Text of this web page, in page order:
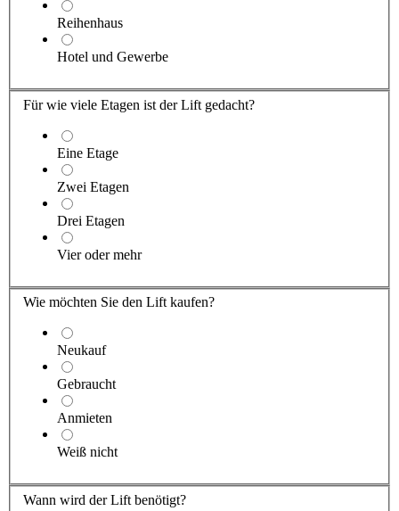
Reihenhaus
Hotel und Gewerbe
Für wie viele Etagen ist der Lift gedacht?
Eine Etage
Zwei Etagen
Drei Etagen
Vier oder mehr
Wie möchten Sie den Lift kaufen?
Neukauf
Gebraucht
Anmieten
Weiß nicht
Wann wird der Lift benötigt?